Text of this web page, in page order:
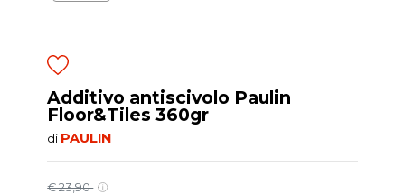
Additivo antiscivolo Paulin
Floor&Tiles 360gr
di PAULIN
€ 23,90